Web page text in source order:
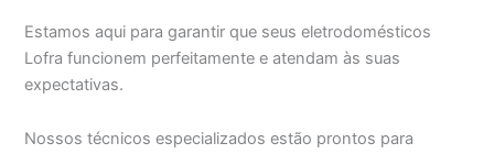
Estamos aqui para garantir que seus eletrodomésticos
Lofra funcionem perfeitamente e atendam às suas
expectativas.
Nossos técnicos especializados estão prontos para